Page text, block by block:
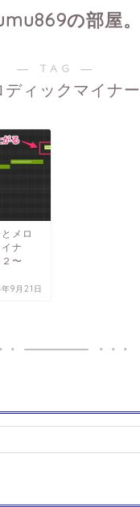
の部屋。
― TAG ―
ディックマイナー
メロ
ナ
〜
9月21日